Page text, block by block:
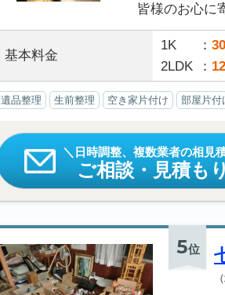
皆様のお心に
基本料金
1K
2LDK
遺品整理 生前整理 空き家片付け 部屋片付
日時調整、複数業者の相見
ご相談・見積も
5位